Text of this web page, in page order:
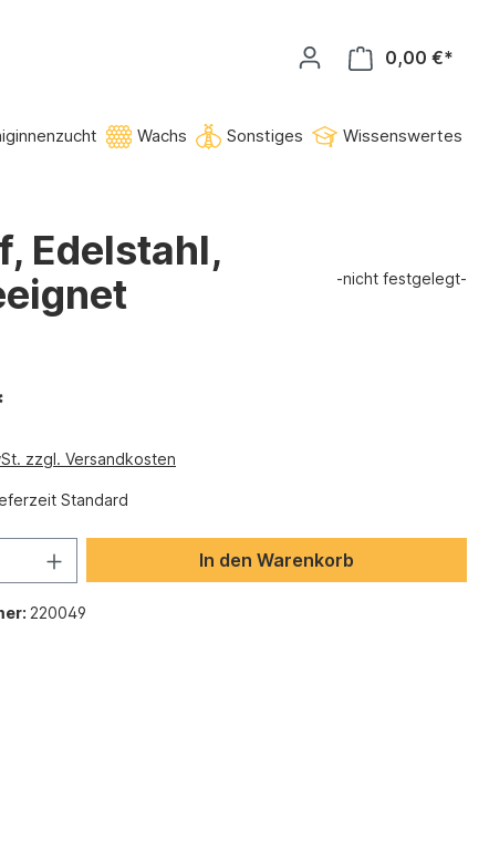
0,00 €*
Wachs Sonstiges Wissenswertes
Edelstahl,
-nicht festgelegt-
zzgl. Versandkosten
Standard
In den Warenkorb
220049